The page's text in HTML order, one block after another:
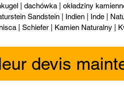
| dachówka | okładziny
Sandstein | Indien | Inde |
| Schiefer | Kamien Naturalny |
devis